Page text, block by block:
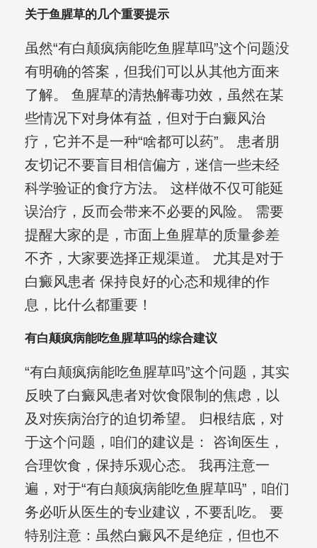
关于鱼腥草的几个重要提示
虽然“有白颠疯病能吃鱼腥草吗”这个问题没
有明确的答案，但我们可以从其他方面来
了解。 鱼腥草的清热解毒功效，虽然在某
些情况下对身体有益，但对于白癜风治
疗，它并不是一种“啥都可以药”。 患者朋
友切记不要盲目相信偏方，迷信一些未经
科学验证的食疗方法。 这样做不仅可能延
误治疗，反而会带来不必要的风险。 需要
提醒大家的是，市面上鱼腥草的质量参差
不齐，大家要选择正规渠道。 尤其是对于
白癜风患者 保持良好的心态和规律的作
息，比什么都重要！
有白颠疯病能吃鱼腥草吗的综合建议
“有白颠疯病能吃鱼腥草吗”这个问题，其实
反映了白癜风患者对饮食限制的焦虑，以
及对疾病治疗的迫切希望。 归根结底，对
于这个问题，咱们的建议是： 咨询医生，
合理饮食，保持乐观心态。 我再注意一
遍，对于“有白颠疯病能吃鱼腥草吗”，咱们
务必听从医生的专业建议，不要乱吃。 要
特别注意：虽然白癜风不是绝症，但也不